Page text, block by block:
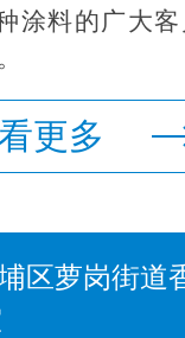
涂料的广大
更多
区萝岗街道